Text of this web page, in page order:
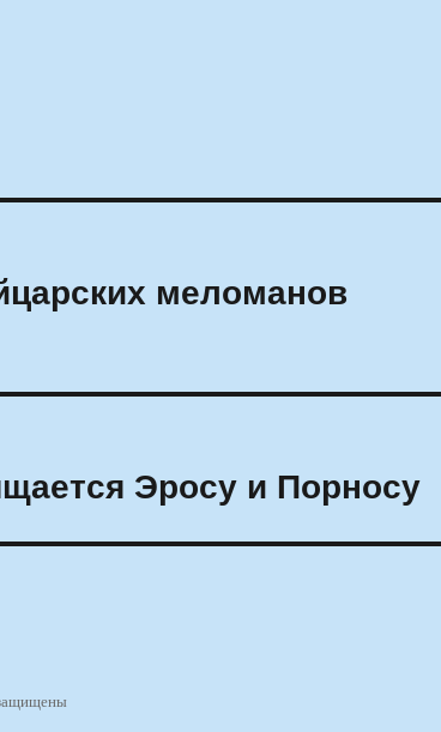
меломанов
Эросу и Порносу